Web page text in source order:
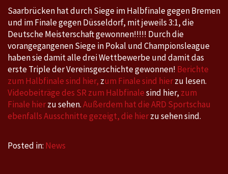
Deutsche
Meisterschaft
und
das
Triple
Saarbrücken hat durch Siege im Halbfinale gegen Bremen
und im Finale gegen Düsseldorf, mit jeweils 3:1, die
Deutsche Meisterschaft gewonnen!!!!! Durch die
vorangegangenen Siege in Pokal und Championsleague
haben sie damit alle drei Wettbewerbe und damit das
erste Triple der Vereinsgeschichte gewonnen! Berichte
zum Halbfinale sind hier, zum Finale sind hierzu lesen.
Videobeiträge des SR zum Halbfinalesind hier, zum
Finale hierzu sehen.Außerdem hat die ARD Sportschau
ebenfalls Ausschnitte gezeigt, die hierzu sehen sind.
Posted in: News